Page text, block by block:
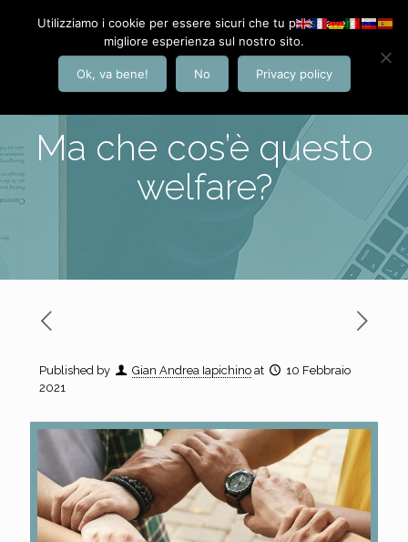
Ma che cos’è questo
welfare?
Published by Gian Andrea Iapichino at
10 Febbraio
2021
Utilizziamo i cookie per essere sicuri che tu possa avere la
migliore esperienza sul nostro sito.
Ok, va bene! No Privacy policy